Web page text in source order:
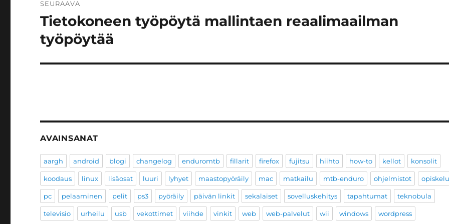
SEURAAVA
Seuraava
artikkeli:
Tietokoneen työpöytä mallintaen reaalimaailman
työpöytää
AVAINSANAT
aargh android blogi changelog enduromtb fillarit firefox fujitsu hiihto how-to kellot konsolit
koodaus linux lisäosat luuri lyhyet maastopyöräily mac matkailu mtb-enduro ohjelmistot
pc pelaaminen pelit ps3 pyöräily päivän linkit sekalaiset sovelluskehitys tapahtumat teknobula
televisio urheilu usb vekottimet viihde vinkit web web-palvelut wii windows wordpress